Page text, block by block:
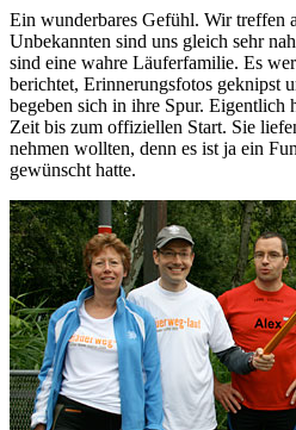
Ein wunderbares Gefühl. Wir treffen
Unbekannten sind uns gleich sehr
sind eine wahre Läuferfamilie. Es
berichtet, Erinnerungsfotos geknipst
begeben sich in ihre Spur. Eigentlich
Zeit bis zum offiziellen Start. Sie
nehmen wollten, denn es ist ja ein
gewünscht hatte.